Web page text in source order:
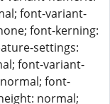
font-variant-
font-kerning:
settings:
font-variant-
font-
normal;